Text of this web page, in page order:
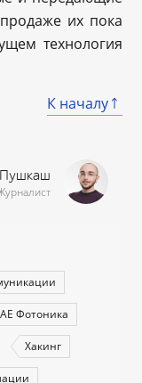
их пока
технология
К началу
Фотоника
Хакинг